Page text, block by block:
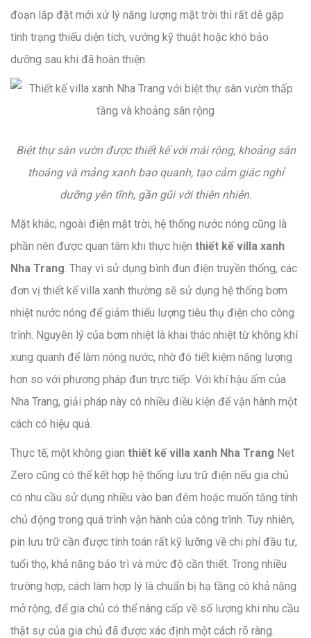
đoạn lắp đặt mới xử lý năng lượng mặt trời thì rất dễ gặp
tình trạng thiếu diện tích, vướng kỹ thuật hoặc khó bảo
dưỡng sau khi đã hoàn thiện.
Biệt thự sân vườn được thiết kế với mái rộng, khoảng sân
thoáng và mảng xanh bao quanh, tạo cảm giác nghỉ
dưỡng yên tĩnh, gần gũi với thiên nhiên.
Mặt khác, ngoài điện mặt trời, hệ thống nước nóng cũng là
phần nên được quan tâm khi thực hiện thiết kế villa xanh
Nha Trang . Thay vì sử dụng bình đun điện truyền thống, các
đơn vị thiết kế villa xanh thường sẽ sử dụng hệ thống bơm
nhiệt nước nóng để giảm thiểu lượng tiêu thụ điện cho công
trình. Nguyên lý của bơm nhiệt là khai thác nhiệt từ không khí
xung quanh để làm nóng nước, nhờ đó tiết kiệm năng lượng
hơn so với phương pháp đun trực tiếp. Với khí hậu ấm của
Nha Trang, giải pháp này có nhiều điều kiện để vận hành một
cách có hiệu quả.
Thực tế, một không gian thiết kế villa xanh Nha Trang Net
Zero cũng có thể kết hợp hệ thống lưu trữ điện nếu gia chủ
có nhu cầu sử dụng nhiều vào ban đêm hoặc muốn tăng tính
chủ động trong quá trình vận hành của công trình. Tuy nhiên,
pin lưu trữ cần được tính toán rất kỹ lưỡng về chi phí đầu tư,
tuổi thọ, khả năng bảo trì và mức độ cần thiết. Trong nhiều
trường hợp, cách làm hợp lý là chuẩn bị hạ tầng có khả năng
mở rộng, để gia chủ có thể nâng cấp về số lượng khi nhu cầu
thật sự của gia chủ đã được xác định một cách rõ ràng.